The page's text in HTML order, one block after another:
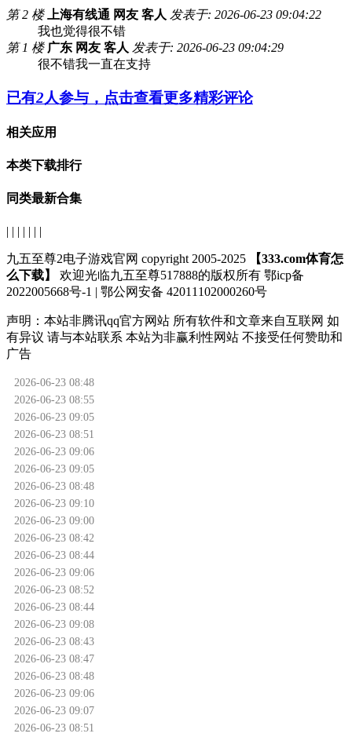
第 2 楼 上海有线通 网友 客人 发表于: 2026-06-23 09:04:22
我也觉得很不错
第 1 楼 广东 网友 客人 发表于: 2026-06-23 09:04:29
很不错我一直在支持
已有2人参与，点击查看更多精彩评论
相关应用
本类下载排行
同类最新合集
| | | | | | |
九五至尊2电子游戏官网 copyright 2005-2025
【333.com体育怎
么下载】
欢迎光临九五至尊517888的版权所有 鄂icp备
2022005668号-1 | 鄂公网安备 42011102000260号
声明： 本站非腾讯qq官方网站 所有软件和文章来自互联网 如
有异议 请与本站联系 本站为非赢利性网站 不接受任何赞助和
广告
2026-06-23 08:48
2026-06-23 08:55
2026-06-23 09:05
2026-06-23 08:51
2026-06-23 09:06
2026-06-23 09:05
2026-06-23 08:48
2026-06-23 09:10
2026-06-23 09:00
2026-06-23 08:42
2026-06-23 08:44
2026-06-23 09:06
2026-06-23 08:52
2026-06-23 08:44
2026-06-23 09:08
2026-06-23 08:43
2026-06-23 08:47
2026-06-23 08:48
2026-06-23 09:06
2026-06-23 09:07
2026-06-23 08:51